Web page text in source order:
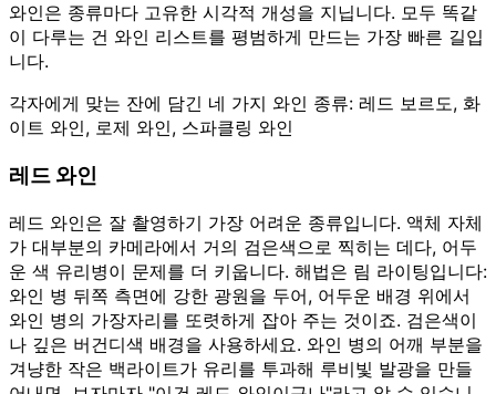
와인은 종류마다 고유한 시각적 개성을 지닙니다. 모두 똑같
이 다루는 건 와인 리스트를 평범하게 만드는 가장 빠른 길입
니다.
각자에게 맞는 잔에 담긴 네 가지 와인 종류: 레드 보르도, 화
이트 와인, 로제 와인, 스파클링 와인
레드 와인
레드 와인은 잘 촬영하기 가장 어려운 종류입니다. 액체 자체
가 대부분의 카메라에서 거의 검은색으로 찍히는 데다, 어두
운 색 유리병이 문제를 더 키웁니다. 해법은 림 라이팅입니다:
와인 병 뒤쪽 측면에 강한 광원을 두어, 어두운 배경 위에서
와인 병의 가장자리를 또렷하게 잡아 주는 것이죠. 검은색이
나 깊은 버건디색 배경을 사용하세요. 와인 병의 어깨 부분을
겨냥한 작은 백라이트가 유리를 투과해 루비빛 발광을 만들